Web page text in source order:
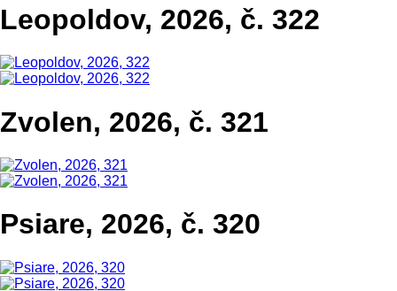
Leopoldov, 2026, č. 322
Zvolen, 2026, č. 321
Psiare, 2026, č. 320